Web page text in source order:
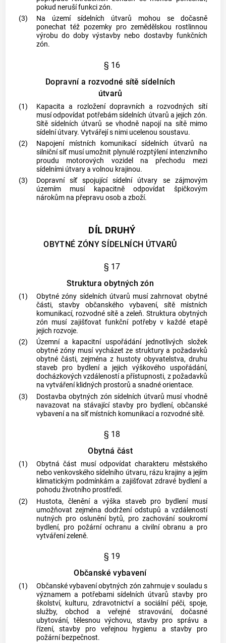
pokud neruší funkci zón.
(3)
Na území sídelních útvarů mohou se dočasně
ponechat též pozemky pro zemědělskou rostlinnou
výrobu do doby výstavby nebo dostavby funkčních
zón.
§ 16
Dopravní a rozvodné sítě sídelních
útvarů
(1)
Kapacita a rozložení dopravních a rozvodných sítí
musí odpovídat potřebám sídelních útvarů a jejich zón.
Sítě sídelních útvarů se vhodně napojí na sítě mimo
sídelní útvary. Vytvářejí s nimi ucelenou soustavu.
(2)
Napojení místních komunikací sídelních útvarů na
silniční síť musí umožnit plynulé rozptýlení intenzivního
proudu motorových vozidel na přechodu mezi
sídelními útvary a volnou krajinou.
(3)
Dopravní síť spojující sídelní útvary se zájmovým
územím musí kapacitně odpovídat špičkovým
nárokům na přepravu osob a zboží.
DÍL DRUHÝ
OBYTNÉ ZÓNY SÍDELNÍCH ÚTVARŮ
§ 17
Struktura obytných zón
(1)
Obytné zóny sídelních útvarů musí zahrnovat obytné
části, stavby občanského vybavení, sítě místních
komunikací, rozvodné sítě a zeleň. Struktura obytných
zón musí zajišťovat funkční potřeby v každé etapě
jejich rozvoje.
(2)
Územní a kapacitní uspořádání jednotlivých složek
obytné zóny musí vycházet ze struktury a požadavků
obytné části, zejména z hustoty obyvatelstva, druhu
staveb pro bydlení a jejich výškového uspořádání,
docházkových vzdáleností a přístupnosti, z požadavků
na vytváření klidných prostorů a snadné orientace.
(3)
Dostavba obytných zón sídelních útvarů musí vhodně
navazovat na stávající stavby pro bydlení, občanské
vybavení a na síť místních komunikací a rozvodné sítě.
§ 18
Obytná část
(1)
Obytná část musí odpovídat charakteru městského
nebo venkovského sídelního útvaru, rázu krajiny a jejím
klimatickým podmínkám a zajišťovat zdravé bydlení a
pohodu životního prostředí.
(2)
Hustota, členění a výška staveb pro bydlení musí
umožňovat zejména dodržení odstupů a vzdáleností
nutných pro oslunění bytů, pro zachování soukromí
bydlení, pro požární ochranu a civilní obranu a pro
vytváření zeleně.
§ 19
Občanské vybavení
(1)
Občanské vybavení obytných zón zahrnuje v souladu s
významem a potřebami sídelních útvarů stavby pro
školství, kulturu, zdravotnictví a sociální péči, spoje,
služby, obchod a veřejné stravování, dočasné
ubytování, tělesnou výchovu, stavby pro správu a
řízení, stavby pro veřejnou hygienu a stavby pro
požární bezpečnost.